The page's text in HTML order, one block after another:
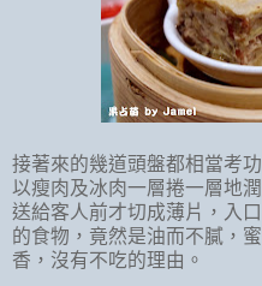
接著來的幾道頭盤都相當考
以瘦肉及冰肉一層捲一層地
送給客人前才切成薄片，入
的食物，竟然是油而不膩，
香，沒有不吃的理由。